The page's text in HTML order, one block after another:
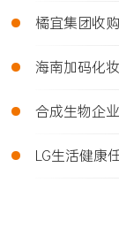
• 橘宜集团收
• 海南加码化
• 合成生物企
• LG生活健康